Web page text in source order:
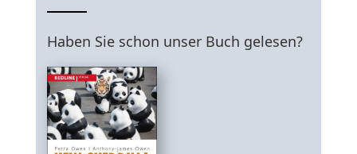
Haben Sie schon unser Buch gelesen?